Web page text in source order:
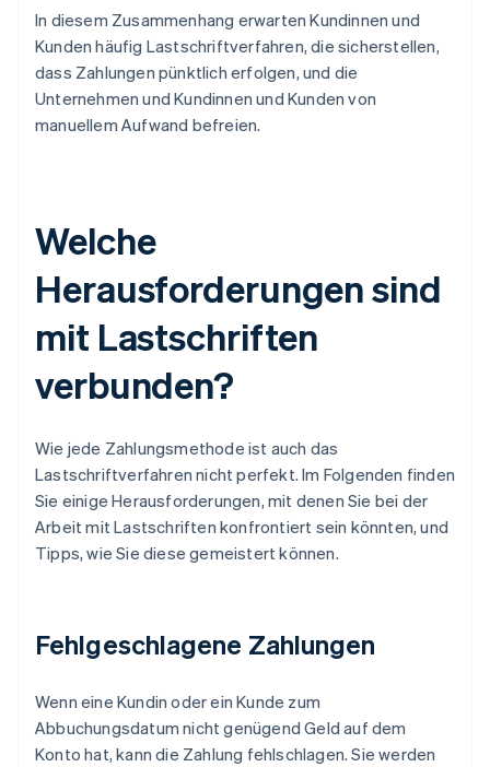
In diesem Zusammenhang erwarten Kundinnen und
Kunden häufig Lastschriftverfahren, die sicherstellen,
dass Zahlungen pünktlich erfolgen, und die
Unternehmen und Kundinnen und Kunden von
manuellem Aufwand befreien.
Welche
Herausforderungen sind
mit Lastschriften
verbunden?
Wie jede Zahlungsmethode ist auch das
Lastschriftverfahren nicht perfekt. Im Folgenden finden
Sie einige Herausforderungen, mit denen Sie bei der
Arbeit mit Lastschriften konfrontiert sein könnten, und
Tipps, wie Sie diese gemeistert können.
Fehlgeschlagene Zahlungen
Wenn eine Kundin oder ein Kunde zum
Abbuchungsdatum nicht genügend Geld auf dem
Konto hat, kann die Zahlung fehlschlagen. Sie werden